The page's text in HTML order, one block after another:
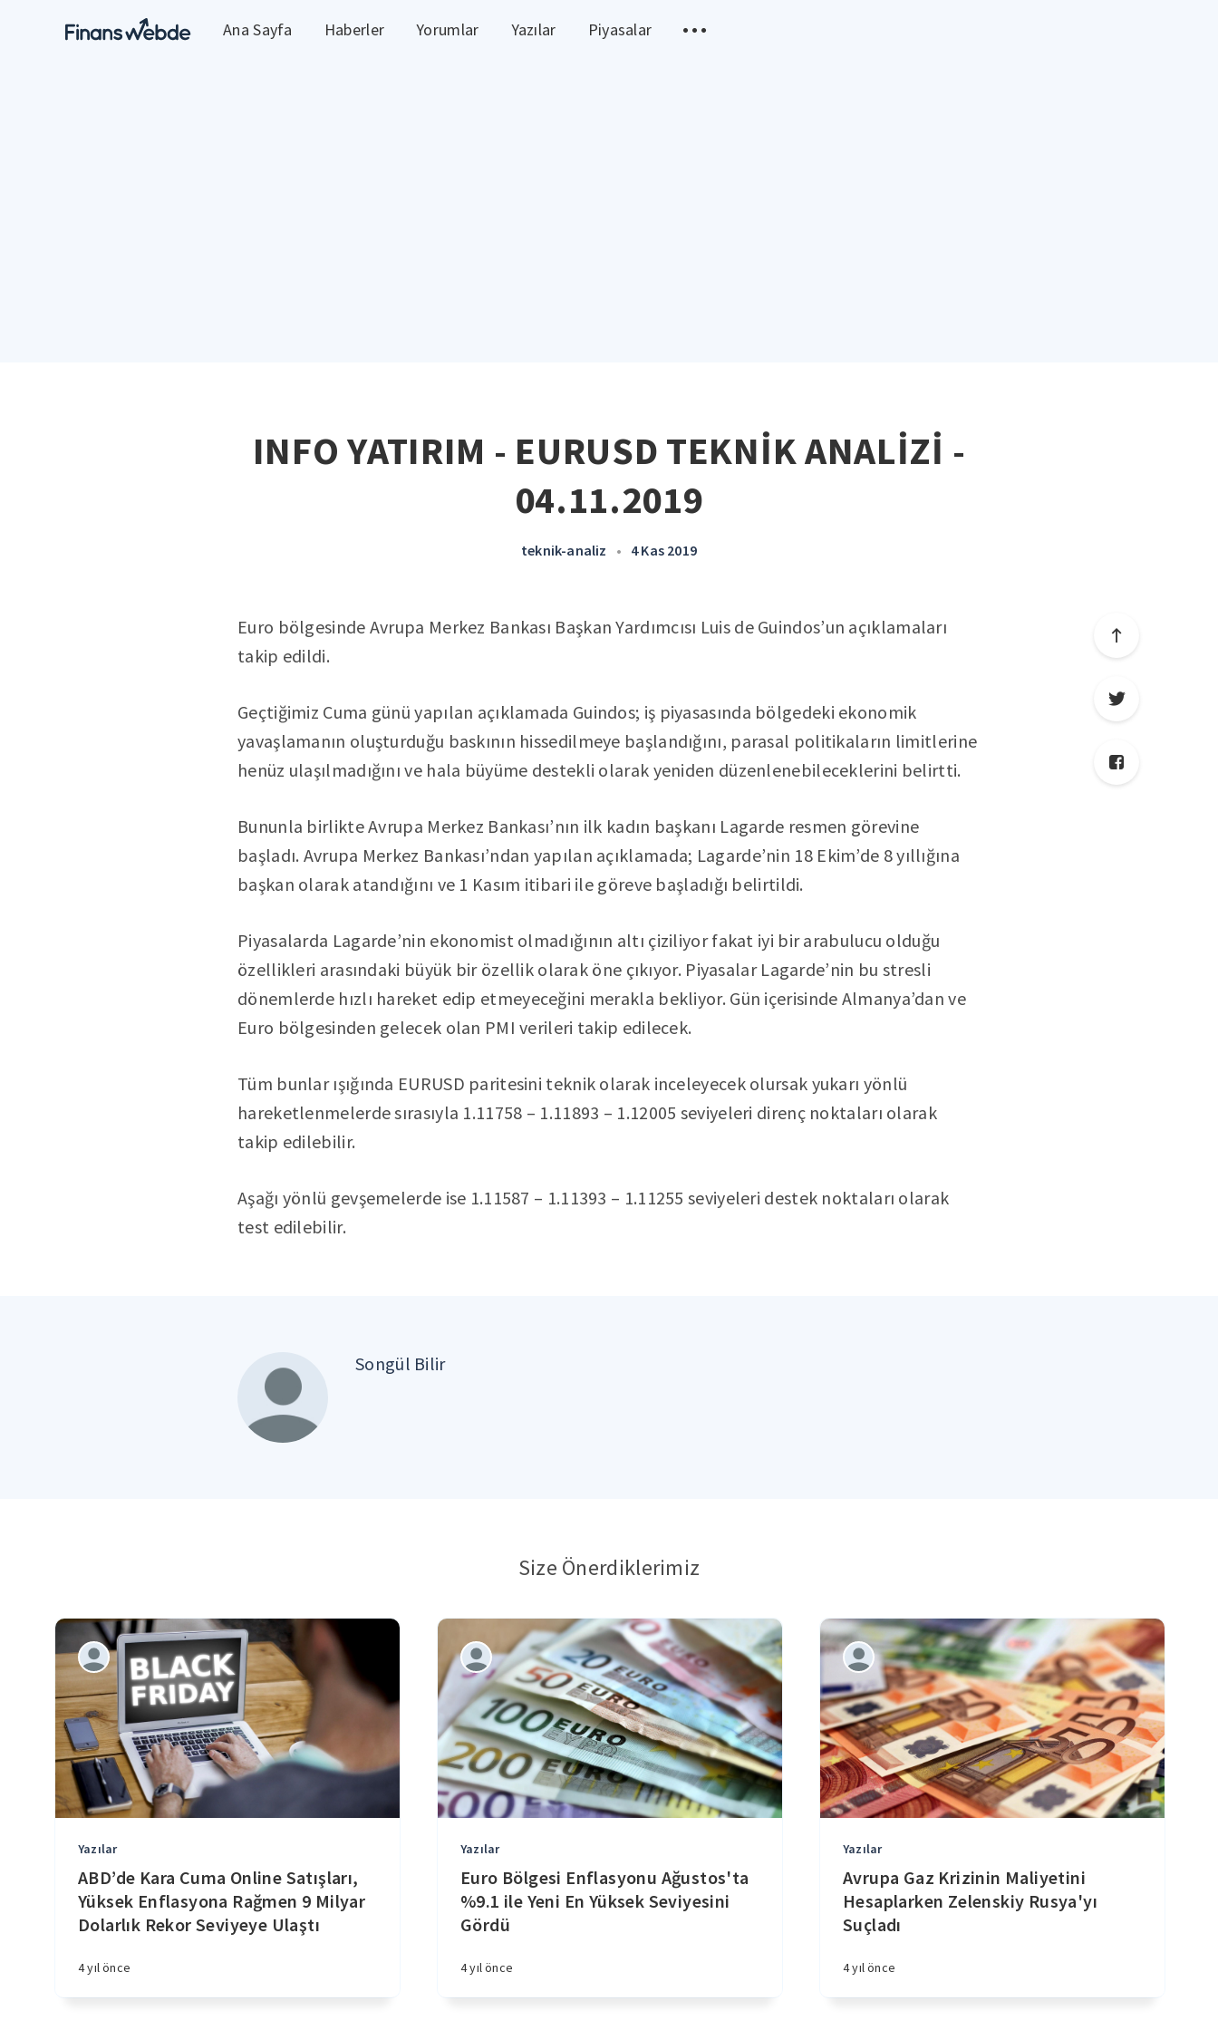
Ana Sayfa Haberler Yorumlar Yazılar Piyasalar
INFO YATIRIM - EURUSD TEKNİK ANALİZİ -
04.11.2019
teknik-analiz • 4 Kas 2019
Euro bölgesinde Avrupa Merkez Bankası Başkan Yardımcısı Luis de Guindos’un açıklamaları
takip edildi.
Geçtiğimiz Cuma günü yapılan açıklamada Guindos; iş piyasasında bölgedeki ekonomik
yavaşlamanın oluşturduğu baskının hissedilmeye başlandığını, parasal politikaların limitlerine
henüz ulaşılmadığını ve hala büyüme destekli olarak yeniden düzenlenebileceklerini belirtti.
Bununla birlikte Avrupa Merkez Bankası’nın ilk kadın başkanı Lagarde resmen görevine
başladı. Avrupa Merkez Bankası’ndan yapılan açıklamada; Lagarde’nin 18 Ekim’de 8 yıllığına
başkan olarak atandığını ve 1 Kasım itibari ile göreve başladığı belirtildi.
Piyasalarda Lagarde’nin ekonomist olmadığının altı çiziliyor fakat iyi bir arabulucu olduğu
özellikleri arasındaki büyük bir özellik olarak öne çıkıyor. Piyasalar Lagarde’nin bu stresli
dönemlerde hızlı hareket edip etmeyeceğini merakla bekliyor. Gün içerisinde Almanya’dan ve
Euro bölgesinden gelecek olan PMI verileri takip edilecek.
Tüm bunlar ışığında EURUSD paritesini teknik olarak inceleyecek olursak yukarı yönlü
hareketlenmelerde sırasıyla 1.11758 – 1.11893 – 1.12005 seviyeleri direnç noktaları olarak
takip edilebilir.
Aşağı yönlü gevşemelerde ise 1.11587 – 1.11393 – 1.11255 seviyeleri destek noktaları olarak
test edilebilir.
Songül Bilir
Size Önerdiklerimiz
Yazılar
ABD’de Kara Cuma Online Satışları,
Yüksek Enflasyona Rağmen 9 Milyar
Dolarlık Rekor Seviyeye Ulaştı
4 yıl önce
Yazılar
Euro Bölgesi Enflasyonu Ağustos'ta
%9.1 ile Yeni En Yüksek Seviyesini
Gördü
4 yıl önce
Yazılar
Avrupa Gaz Krizinin Maliyetini
Hesaplarken Zelenskiy Rusya'yı
Suçladı
4 yıl önce